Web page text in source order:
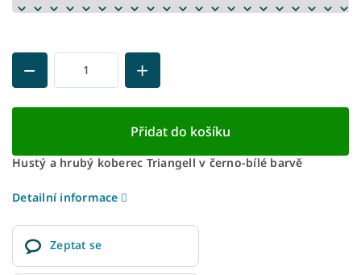
Přidat do košíku
Hustý a hrubý koberec Triangell v černo-bílé barvě
Detailní informace
Zeptat se